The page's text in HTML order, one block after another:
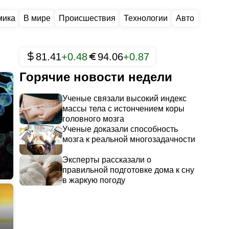
В мире Происшествия Технологии Авто
81.41+0.48 94.06+0.87
Горячие новости недели
Ученые связали высокий индекс
массы тела с истончением коры
головного мозга
Ученые доказали способность
мозга к реальной многозадачности
Эксперты рассказали о
правильной подготовке дома к сну
в жаркую погоду